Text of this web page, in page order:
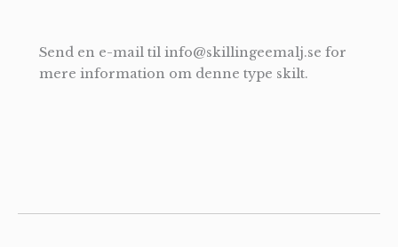
Send en e-mail til info@skillingeemalj.se for
mere information om denne type skilt.